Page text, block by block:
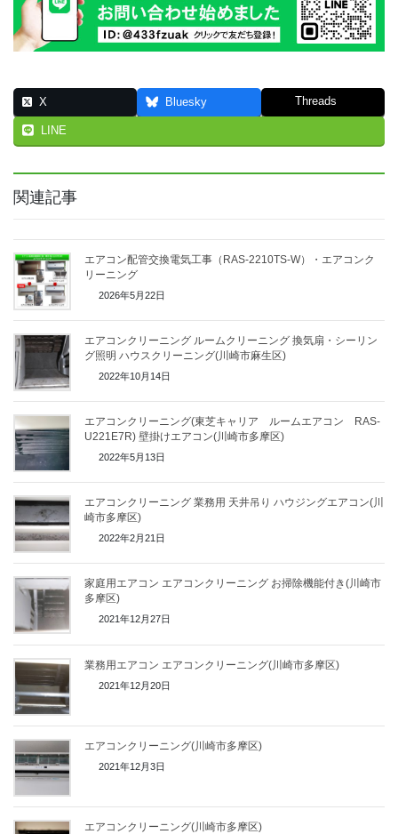
X Bluesky Threads
LINE
関連記事
エアコン配管交換電気工事（RAS-2210TS-W）・エアコンク
リーニング
2026年5月22日
エアコンクリーニング ルームクリーニング 換気扇・シーリン
グ照明 ハウスクリーニング(川崎市麻生区)
2022年10月14日
エアコンクリーニング(東芝キャリア ルームエアコン RAS-
U221E7R) 壁掛けエアコン(川崎市多摩区)
2022年5月13日
エアコンクリーニング 業務用 天井吊り ハウジングエアコン(川
崎市多摩区)
2022年2月21日
家庭用エアコン エアコンクリーニング お掃除機能付き(川崎市
多摩区)
2021年12月27日
業務用エアコン エアコンクリーニング(川崎市多摩区)
2021年12月20日
エアコンクリーニング(川崎市多摩区)
2021年12月3日
エアコンクリーニング(川崎市多摩区)